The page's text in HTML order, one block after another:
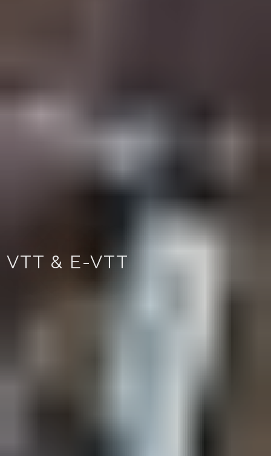
VTT & E-VTT